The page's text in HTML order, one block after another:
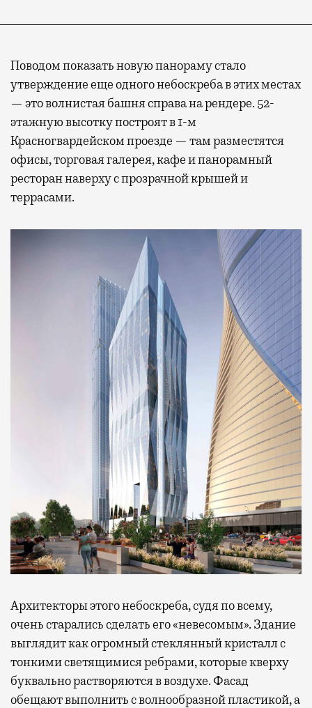
Поводом показать новую панораму стало
утверждение еще одного небоскреба в этих местах
— это волнистая башня справа на рендере. 52-
этажную высотку построят в 1-м
Красногвардейском проезде — там разместятся
офисы, торговая галерея, кафе и панорамный
ресторан наверху с прозрачной крышей и
террасами.
Архитекторы этого небоскреба, судя по всему,
очень старались сделать его «невесомым». Здание
выглядит как огромный стеклянный кристалл с
тонкими светящимися ребрами, которые кверху
буквально растворяются в воздухе. Фасад
обещают выполнить с волнообразной пластикой, а